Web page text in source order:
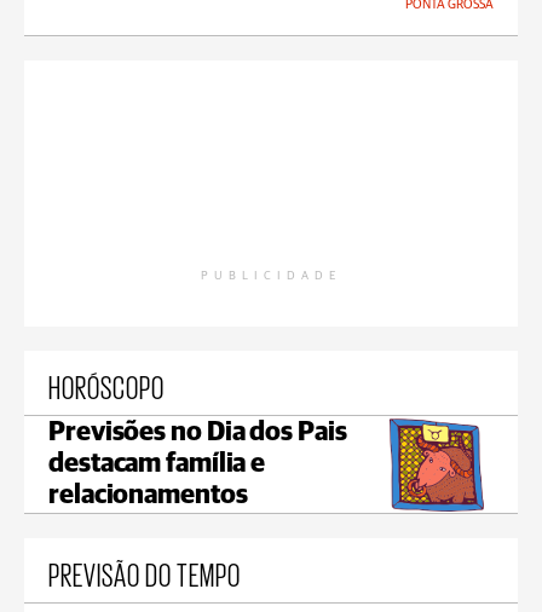
PONTA GROSSA
PUBLICIDADE
HORÓSCOPO
Previsões no Dia dos Pais
destacam família e
relacionamentos
PREVISÃO DO TEMPO